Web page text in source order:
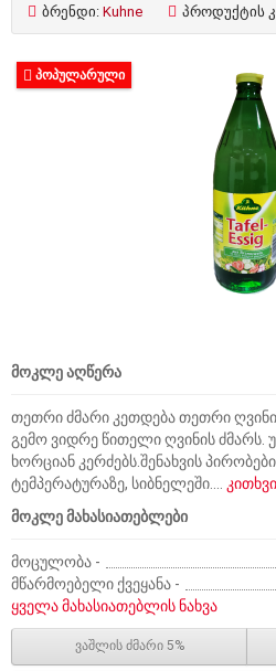
ბრენდი: Kuhne პროდუქტის
ᲞᲝᲞᲣᲚᲐᲠᲣᲚᲘ
მოკლე აღწერა
თეთრი ძმარი კეთდება თეთრი
გემო ვიდრე წითელი ღვინის ძმარს.
ხორციან კერძებს.შენახვის
ტემპერატურაზე, სიბნელეში....
მოკლე მახასიათებლები
მოცულობა -
მწარმოებელი ქვეყანა -
ყველა მახასიათებლის ნახვა
ვაშლის ძმარი 5%